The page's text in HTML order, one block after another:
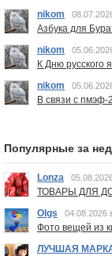
nikom
Азбука для
nikom
К Дню русского
nikom
В связи с пмэф-
Популярные за
Lonza
ТОВАРЫ ДЛЯ
Olgs
04.08.2026
Фото вещей из
ЛУЧШАЯ